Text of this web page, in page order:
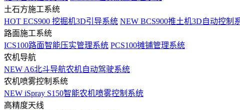
土石方施工系统
HOT ECS900 挖掘机3D引导系统 NEW BCS900推土机3D自动控制
路面施工系统
ICS100路面智能压实管理系统 PCS100摊铺管理系统
农机导航
NEW A6北斗导航农机自动驾驶系统
农机喷雾控制系统
NEW iSpray S150智能农机喷雾控制系统
高精度天线